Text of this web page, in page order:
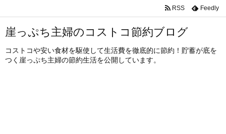
崖っぷち主婦のコストコ節約ブログ
コストコや安い食材を駆使して生活費を徹底的に節約！貯蓄が底を
つく崖っぷち主婦の節約生活を公開しています。
RSS Feedly